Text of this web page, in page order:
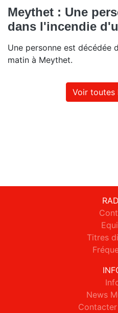
Meythet : Une
dans l'incendie
Une personne est décédée
matin à Meythet.
Voir toutes
Titres
News